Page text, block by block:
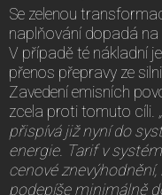
Se zelenou
naplňování dopadá
V případě té nákladní
přenos přepravy ze
Zavedení emisních
zcela proti tomuto cíli
přispívá již nyní do
energie. Tarif v
cenové
podepíše minimálně